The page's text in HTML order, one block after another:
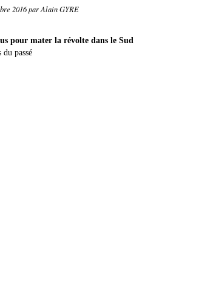
2016par Alain GYRE
pour mater la révolte dans le Sud
passé